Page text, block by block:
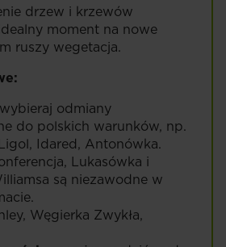
drzew i krzewów
moment na nowe
ruszy wegetacja.
odmiany
do polskich warunków, np.
Idared, Antonówka.
Lukasówka i
są niezawodne w
Węgierka Zwykła,